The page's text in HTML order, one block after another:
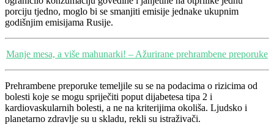
porciju tjedno, moglo bi se smanjiti emisije jednake ukupnim
godišnjim emisijama Rusije.
Manje mesa, a više mahunarki! – Ažurirane prehrambene preporuke
Prehrambene preporuke temeljile su se na podacima o rizicima od
bolesti koje se mogu spriječiti poput dijabetesa tipa 2 i
kardiovaskularnih bolesti, a ne na kriterijima okoliša. Ljudsko i
planetarno zdravlje su u skladu, rekli su istraživači.